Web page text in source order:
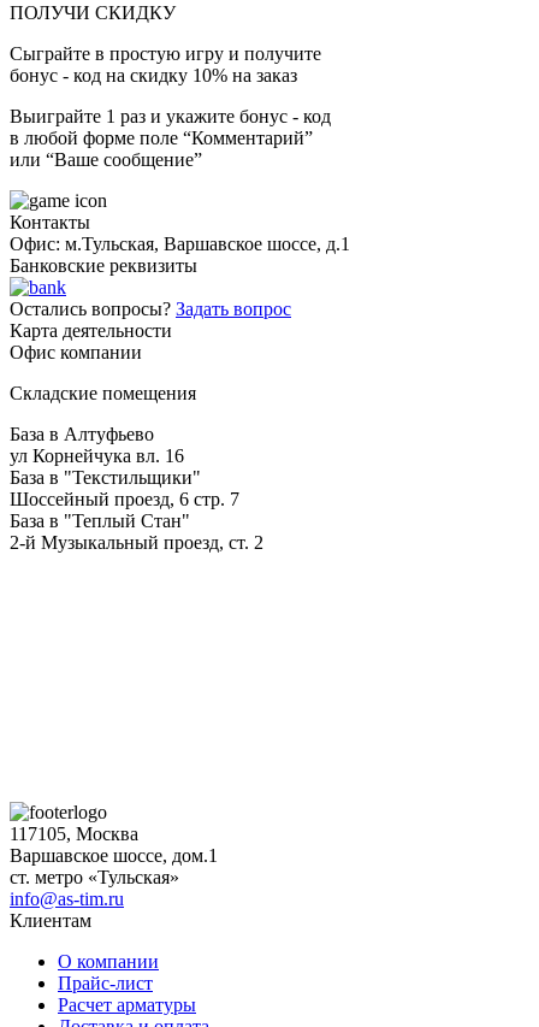
ПОЛУЧИ СКИДКУ
Сыграйте в простую игру и получите
бонус - код на скидку 10% на заказ
Выиграйте 1 раз и укажите бонус - код
в любой форме поле “Комментарий”
или “Ваше сообщение”
Контакты
Офис: м.Тульская, Варшавское шоссе, д.1
Банковские реквизиты
Остались вопросы? Задать вопрос
Карта деятельности
Офис компании
Складские помещения
База в Алтуфьево
ул Корнейчука вл. 16
База в "Текстильщики"
Шоссейный проезд, 6 стр. 7
База в "Теплый Стан"
2-й Музыкальный проезд, ст. 2
117105, Москва
Варшавское шоссе, дом.1
ст. метро «Тульская»
info@as-tim.ru
Клиентам
О компании
Прайс-лист
Расчет арматуры